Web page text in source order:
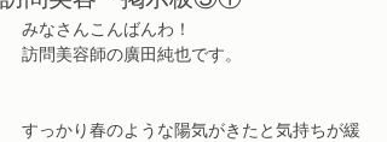
みなさんこんばんわ！
訪問美容師の廣田純也です。
すっかり春のような陽気がきたと気持ちが緩